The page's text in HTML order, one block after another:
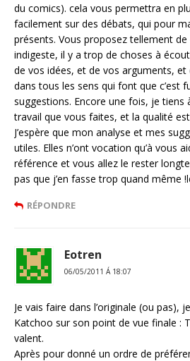
du comics). cela vous permettra en
facilement sur des débats, qui pour
présents. Vous proposez tellement de
indigeste, il y a trop de choses à
de vos idées, et de vos arguments,
dans tous les sens qui font que c’est
suggestions. Encore une fois, je tiens
travail que vous faites, et la qualité
J’espère que mon analyse et mes
utiles. Elles n’ont vocation qu’à vous
référence et vous allez le rester
pas que j’en fasse trop quand même
RÉPONDRE
Eotren
06/05/2011 Á 18:07
Je vais faire dans l’originale (ou pas),
Katchoo sur son point de vue finale :
valent.
Après pour donné un ordre de